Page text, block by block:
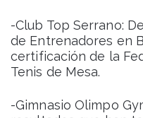
-Club Top Serrano:
de Entrenadores en
certificación de la
Tenis de Mesa.
-Gimnasio Olimpo